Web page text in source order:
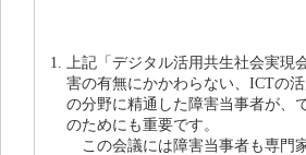
上記「デジタル活用共生社会実現
害の有無にかかわらない、ICTの
の分野に精通した障害当事者が、
のためにも重要です。
この会議には障害当事者も専門